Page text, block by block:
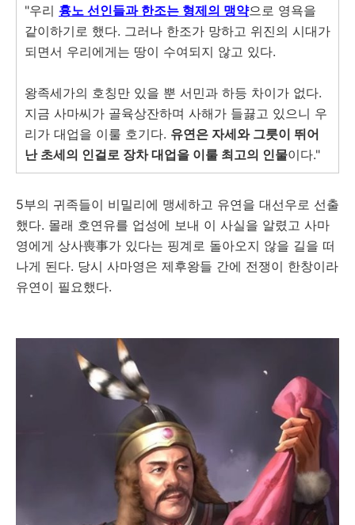
"우리 흉노 선인들과 한조는 형제의 맹약으로 영욕을
같이하기로 했다. 그러나 한조가 망하고 위진의 시대가
되면서 우리에게는 땅이 수여되지 않고 있다.
왕족세가의 호칭만 있을 뿐 서민과 하등 차이가 없다.
지금 사마씨가 골육상잔하며 사해가 들끓고 있으니 우
리가 대업을 이룰 호기다. 유연은 자세와 그릇이 뛰어
난 초세의 인걸로 장차 대업을 이룰 최고의 인물이다."
5부의 귀족들이 비밀리에 맹세하고 유연을 대선우로 선출
했다. 몰래 호연유를 업성에 보내 이 사실을 알렸고 사마
영에게 상사喪事가 있다는 핑계로 돌아오지 않을 길을 떠
나게 된다. 당시 사마영은 제후왕들 간에 전쟁이 한창이라
유연이 필요했다.